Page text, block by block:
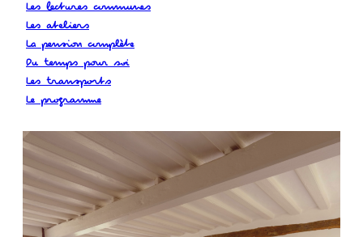
Les lectures communes
Les ateliers
La pension complète
Du temps pour soi
Les transports
Le programme